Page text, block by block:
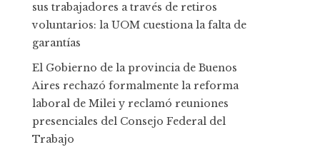
sus trabajadores a través de retiros
voluntarios: la UOM cuestiona la falta de
garantías
El Gobierno de la provincia de Buenos
Aires rechazó formalmente la reforma
laboral de Milei y reclamó reuniones
presenciales del Consejo Federal del
Trabajo